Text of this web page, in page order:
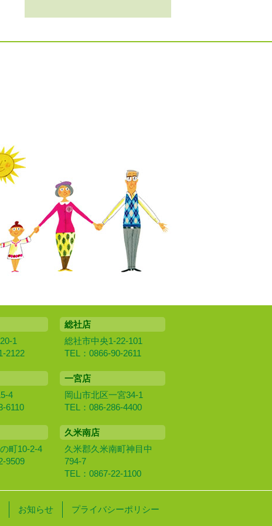
1
2122
総社店
総社市中央1-22-101
TEL：0866-90-2611
4
6110
一宮店
岡山市北区一宮34-1
TEL：086-286-4400
町10‐2‐4
9509
久米南店
久米郡久米南町神目中
794-7
TEL：0867-22-1100
お知らせ プライバシーポリシー